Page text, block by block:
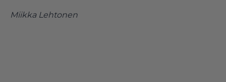
Miikka Lehtonen